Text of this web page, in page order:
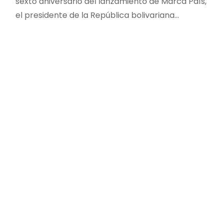
el presidente de la República bolivariana…